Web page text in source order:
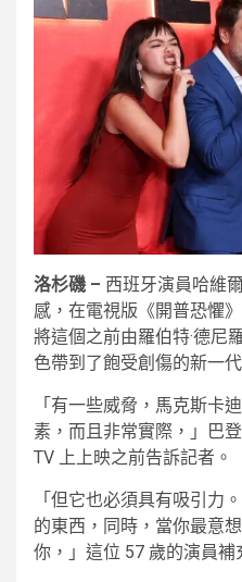
洛杉磯 – 西班牙演員哈維
感，在電視版《開普恐懼
將這個之前由羅伯特·德尼
色帶到了飽受創傷的新一代
「有一些威脅，馬克斯卡
素，而且非常實際，」巴
TV 上上映之前告訴記者。
「但它也必須具有吸引力
的東西，同時，當你最意
你，」這位 57 歲的演員補